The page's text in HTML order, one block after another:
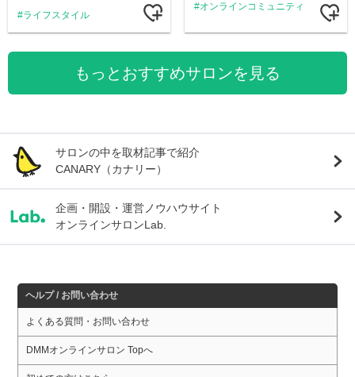
ライフスタイル
オンラインコミュニティ
もっとおすすめサロンを見る
サロンの中を取材記事で紹介
CANARY（カナリー）
企画・開設・運営ノウハウサイト
オンラインサロンLab.
ヘルプ / お問い合わせ
よくある質問・お問い合わせ
DMMオンラインサロン Topへ